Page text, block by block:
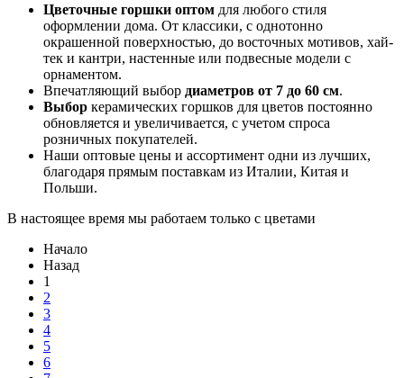
Цветочные горшки оптом для любого стиля
оформлении дома. От классики, с однотонно
окрашенной поверхностью, до восточных мотивов, хай-
тек и кантри, настенные или подвесные модели с
орнаментом.
Впечатляющий выбор диаметров от 7 до 60 см.
Выбор керамических горшков для цветов постоянно
обновляется и увеличивается, с учетом спроса
розничных покупателей.
Наши оптовые цены и ассортимент одни из лучших,
благодаря прямым поставкам из Италии, Китая и
Польши.
В настоящее время мы работаем только с цветами
Начало
Назад
1
2
3
4
5
6